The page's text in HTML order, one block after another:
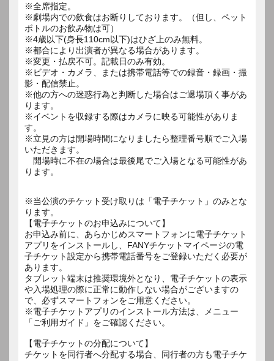
※全席指定。
※劇場内での飲食はお断りしております。（但し、ペット
ボトルのお飲み物は可）
※4歳以下(身長110cm以下)はひざ上のみ無料。
※都合により出演者が異なる場合があります。
※変更・払戻不可。記載日のみ有効。
※ビデオ・カメラ、または携帯電話等での録音・録画・撮
影・配信禁止。
※他の方への迷惑行為と判断した場合はご退場頂く事があ
ります。
※イベントを収録する際はカメラに映る可能性がありま
す。
※立見の方は開場時間になりましたら整理番号順でご入場
いただきます。
開場時に不在の場合は最後尾でご入場となる可能性があ
ります。
※当公演のチケット受け取りは「電子チケット」のみとな
ります。
【電子チケットのお申込みについて】
お申込み前に、あらかじめスマートフォンに電子チケット
アプリをインストールし、FANYチケットマイページの電
子チケット設定から携帯電話番号をご登録いただく必要が
あります。
タブレット端末は推奨環境外となり、電子チケットの表示
や入場処理の際に正常に動作しない場合がございますの
で、必ずスマートフォンをご用意ください。
※電子チケットアプリのインストール方法は、メニュー
「ご利用ガイド」をご確認ください。
【電子チケットの分配について】
チケットを同行者へ分配する場合、同行者の方も電子チケ